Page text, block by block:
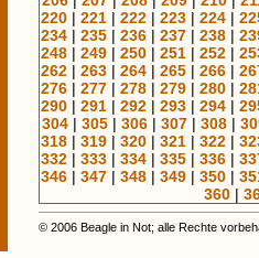
220 | 221 | 222 | 223 | 224 |
234 | 235 | 236 | 237 | 238 |
248 | 249 | 250 | 251 | 252 |
262 | 263 | 264 | 265 | 266 |
276 | 277 | 278 | 279 | 280 |
290 | 291 | 292 | 293 | 294 |
304| 305| 306| 307| 308|
318 | 319 | 320 | 321 | 322 |
332 | 333 | 334 | 335 | 336 |
346 | 347 | 348 | 349 | 350 |
360 |
© 2006 Beagle in Not; alle Rechte